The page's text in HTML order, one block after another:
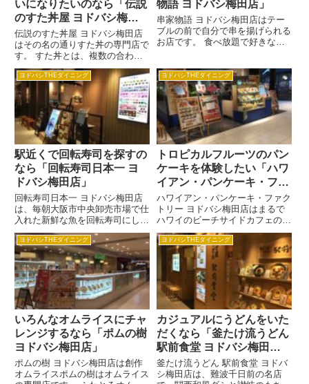
いになりたいのなら「伝説
のすた丼屋 ヨドバシ梅田
店」
伝説のすた丼屋 ヨドバシ梅田店
はその名の通りすた丼の専門店で
す。 すた丼とは、複数の合わせ
醤油をベースにニンニクを合わせ
た秘伝のタレを豚バラ肉と絡め、
強火力で焼き上げたどんぶりで
す。 もとは東京の国立市で生ま
れた丼で、その歴史はもう40年
以...
物語 ヨドバシ梅田店」
串家物語 ヨドバシ梅田店はテー
ブルの前で自分で串を揚げられる
お店です。 食べ放題で好きなだ
ではありません。 みんなでわい
わいいいながら揚げられるのが楽
しいんです。 色んな串ネタを自
分...
ヨドバシTHEダイニング
駅近くで回転寿司を探すの
なら「回転寿司日本一 ヨ
ドバシ梅田店」
回転寿司日本一 ヨドバシ梅田店
は、毎朝大阪市中央卸売市場で仕
入れた新鮮な魚を回転寿司にして
手軽に食べられるお店です。 108
円お皿から540円のお皿まであっ
て、気分に合わせて量を調節でき
る便利さがあります。 食事のあ
とのしめに、ちょっと一杯...
ヨドバシTHEダイニング
トロピカルフルーツのパン
ケーキを体験したい「ハワ
イアン・パンケーキ・ファ
クトリー ヨドバシ梅田
店」
ハワイアン・パンケーキ・ファク
トリー ヨドバシ梅田店はまるで
ハワイのビーチサイドカフェのよ
うなハワイアンな雰囲気の中で、
ハワイアンパンケーキとコナブレ
ンドコーヒーがいただけるのが目
玉です。 ハワイアンパンケーキ
ファクトリーはふわふわのハワ
イ...
ヨドバシTHEダイニング
いろんなオムライスにチャ
レンジするなら「ポムの樹
ヨドバシ梅田店」
ポムの樹 ヨドバシ梅田店は創作
オムライスポムの樹はオムライス
ヨドバシTHEダイニング
カジュアルにうどんをいた
だくなら「釜たけ流うどん
駅前食堂 ヨドバシ梅田
店」
釜たけ流うどん 駅前食堂 ヨドバ
シ梅田店は、難波千日前の名店